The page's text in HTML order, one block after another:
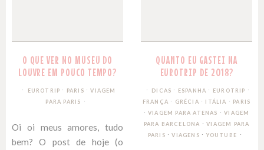
O QUE VER NO MUSEU DO
LOUVRE EM POUCO TEMPO?
EUROTRIP ∙ PARIS ∙VIAGEM
PARA PARIS
Oi oi meus amores, tudo
bem? O post de hoje (o
QUANTO EU GASTEI NA
EUROTRIP DE 2018?
DICAS ∙ ESPANHA ∙ EUROTRIP ∙
FRANÇA ∙ GRÉCIA ∙ ITÁLIA ∙ PARIS
∙ VIAGEM PARA ATENAS ∙VIAGEM
PARA BARCELONA ∙VIAGEM PARA
PARIS ∙VIAGENS ∙ YOUTUBE